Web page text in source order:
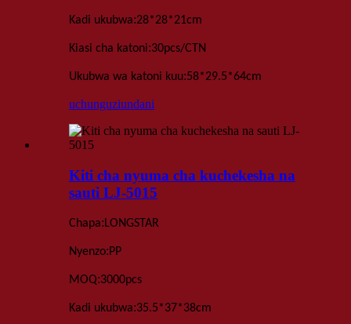
Kadi ukubwa:28*28*21cm
Kiasi cha katoni:30pcs/CTN
Ukubwa wa katoni kuu:58*29.5*64cm
uchunguziundani
Kiti cha nyuma cha kuchekesha na
sauti LJ-5015
Chapa:LONGSTAR
Nyenzo:PP
MOQ:3000pcs
Kadi ukubwa:35.5*37*38cm